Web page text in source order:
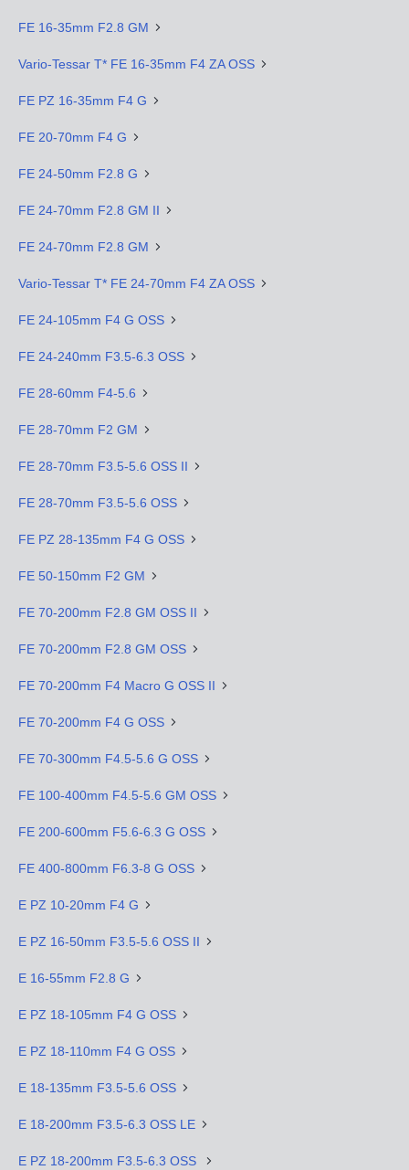
FE 16-35mm F2.8 GM
Vario-Tessar T* FE 16-35mm F4 ZA OSS
FE PZ 16-35mm F4 G
FE 20-70mm F4 G
FE 24-50mm F2.8 G
FE 24-70mm F2.8 GM II
FE 24-70mm F2.8 GM
Vario-Tessar T* FE 24-70mm F4 ZA OSS
FE 24-105mm F4 G OSS
FE 24-240mm F3.5-6.3 OSS
FE 28-60mm F4-5.6
FE 28-70mm F2 GM
FE 28-70mm F3.5-5.6 OSS II
FE 28-70mm F3.5-5.6 OSS
FE PZ 28-135mm F4 G OSS
FE 50-150mm F2 GM
FE 70-200mm F2.8 GM OSS II
FE 70-200mm F2.8 GM OSS
FE 70-200mm F4 Macro G OSS II
FE 70-200mm F4 G OSS
FE 70-300mm F4.5-5.6 G OSS
FE 100-400mm F4.5-5.6 GM OSS
FE 200-600mm F5.6-6.3 G OSS
FE 400-800mm F6.3-8 G OSS
E PZ 10-20mm F4 G
E PZ 16-50mm F3.5-5.6 OSS II
E 16-55mm F2.8 G
E PZ 18-105mm F4 G OSS
E PZ 18-110mm F4 G OSS
E 18-135mm F3.5-5.6 OSS
E 18-200mm F3.5-6.3 OSS LE
E PZ 18-200mm F3.5-6.3 OSS